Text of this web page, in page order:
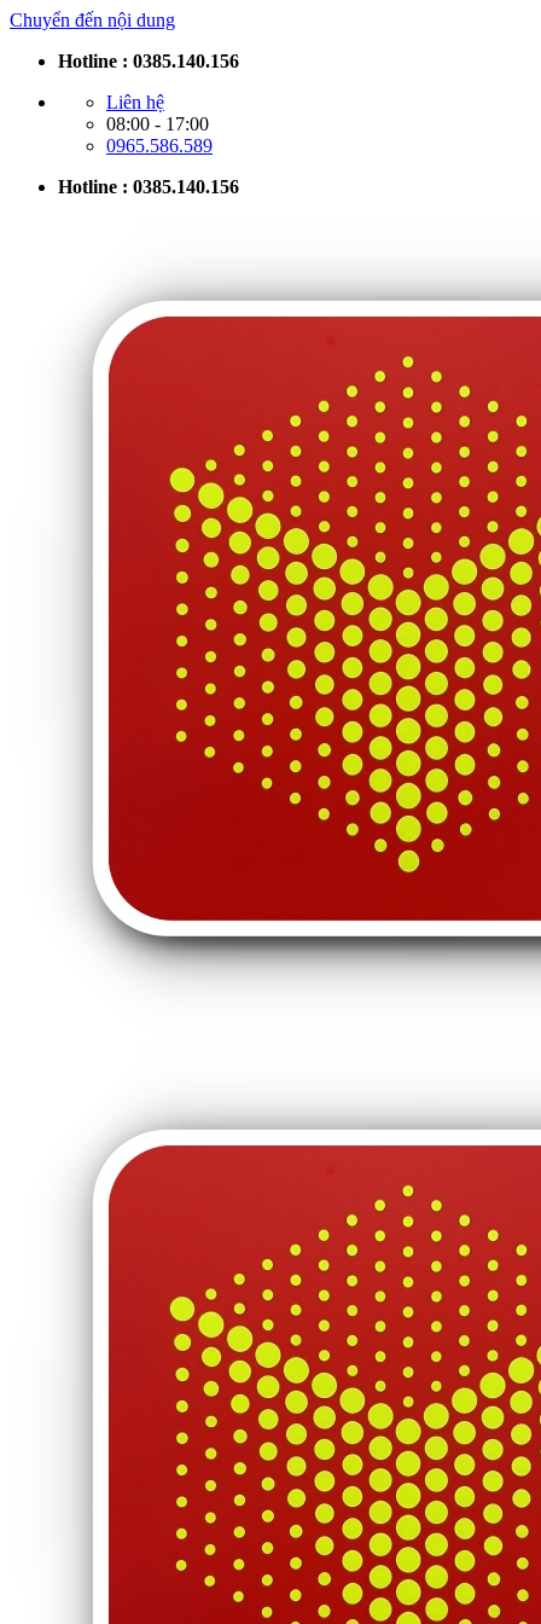
Chuyển đến nội dung
Hotline : 0385.140.156
Liên hệ
08:00 - 17:00
0965.586.589
Hotline : 0385.140.156